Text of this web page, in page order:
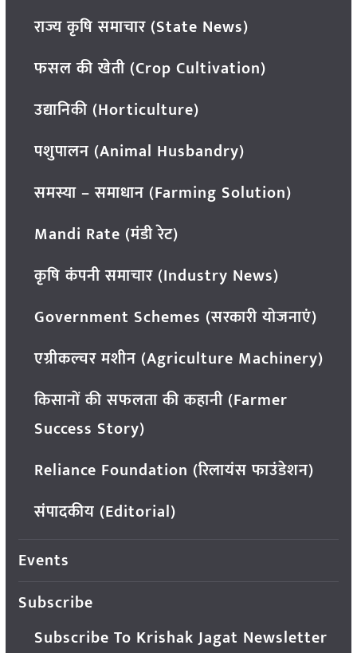
राज्य कृषि समाचार (State News)
फसल की खेती (Crop Cultivation)
उद्यानिकी (Horticulture)
पशुपालन (Animal Husbandry)
समस्या – समाधान (Farming Solution)
Mandi Rate (मंडी रेट)
कृषि कंपनी समाचार (Industry News)
Government Schemes (सरकारी योजनाएं)
एग्रीकल्चर मशीन (Agriculture Machinery)
किसानों की सफलता की कहानी (Farmer
Success Story)
Reliance Foundation (रिलायंस फाउंडेशन)
संपादकीय (Editorial)
Events
Subscribe
Subscribe To Krishak Jagat Newsletter